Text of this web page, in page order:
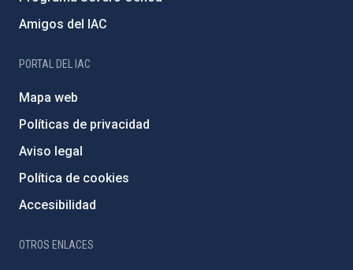
Amigos del IAC
PORTAL DEL IAC
Mapa web
Políticas de privacidad
Aviso legal
Política de cookies
Accesibilidad
OTROS ENLACES